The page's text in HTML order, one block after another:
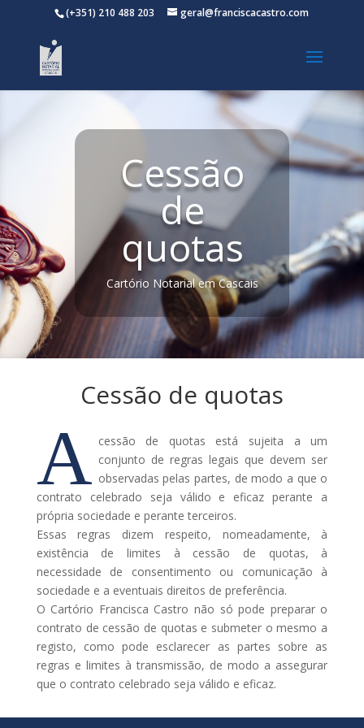
(+351) 210 488 203 geral@franciscacastro.com
Cessão
de
quotas
Cartório Notarial em Cascais
Cessão de quotas
A cessão de quotas está sujeita a um
conjunto de regras legais que devem ser
observadas pelas partes, de modo a que o
contrato celebrado seja válido e eficaz perante a
própria sociedade e perante terceiros.
Essas regras dizem respeito, nomeadamente, à
existência de limites à cessão de quotas, à
necessidade de consentimento ou comunicação à
sociedade e a eventuais direitos de preferência.
O Cartório Francisca Castro não só pode preparar o
contrato de cessão de quotas e submeter o mesmo a
registo, como pode esclarecer as partes sobre as
regras e limites à transmissão, de modo a assegurar
que o contrato celebrado seja válido e eficaz.